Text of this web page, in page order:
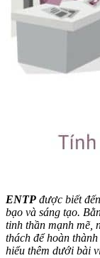
ENTP được biết
bạo và sáng tạo.
tinh thần mạnh mẽ,
thách để hoàn
hiểu thêm dưới bài